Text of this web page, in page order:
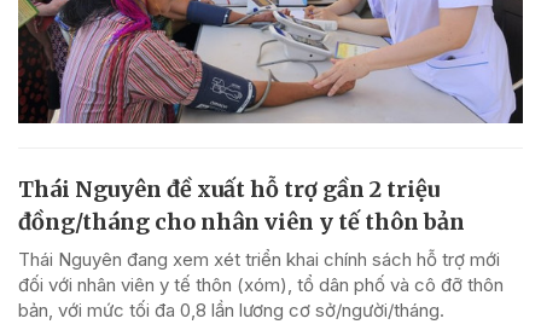
Thái Nguyên đề xuất hỗ trợ gần 2 triệu
đồng/tháng cho nhân viên y tế thôn bản
Thái Nguyên đang xem xét triển khai chính sách hỗ trợ mới
đối với nhân viên y tế thôn (xóm), tổ dân phố và cô đỡ thôn
bản, với mức tối đa 0,8 lần lương cơ sở/người/tháng.